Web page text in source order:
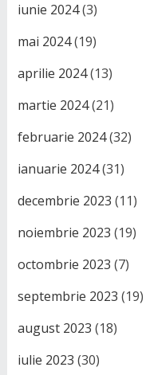
iunie 2024(3)
mai 2024(19)
aprilie 2024(13)
martie 2024(21)
februarie 2024(32)
ianuarie 2024(31)
decembrie 2023 (11)
noiembrie 2023 (19)
octombrie 2023 (7)
septembrie 2023 (19)
august 2023 (18)
iulie 2023 (30)